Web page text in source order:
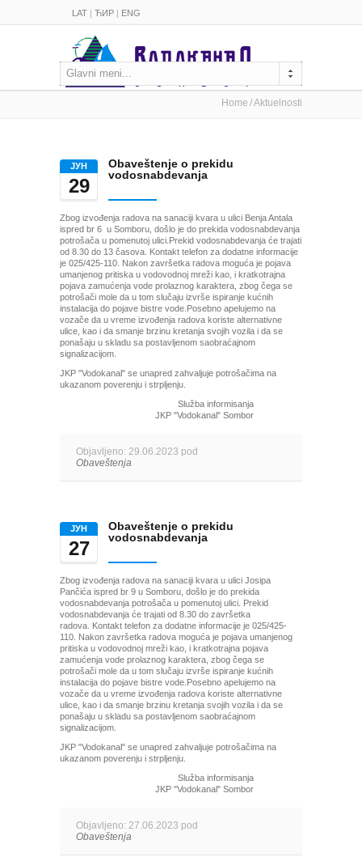
LAT | ЋИР | ENG
Glavni meni...
Home Aktuelnosti
ЈУН
29
Obaveštenje o prekidu
vodosnabdevanja
Zbog izvođenja radova na sanaciji kvara u ulici Benja Antala
ispred br 6 u Somboru, došlo je do prekida vodosnabdevanja
potrošača u pomenutoj ulici.Prekid vodosnabdevanja će trajati
od 8.30 do 13 časova. Kontakt telefon za dodatne informacije
je 025/425-110. Nakon završetka radova moguća je pojava
umanjenog pritiska u vodovodnoj mreži kao, i kratkotrajna
pojava zamućenja vode prolaznog karaktera, zbog čega se
potrošači mole da u tom slučaju izvrše ispiranje kućnih
instalacija do pojave bistre vode.Posebno apelujemo na
vozače da u vreme izvođenja radova koriste alternativne
ulice, kao i da smanje brzinu kretanja svojih vozila i da se
ponašaju u skladu sa postavljenom saobraćajnom
signalizacijom.
JKP "Vodokanal" se unapred zahvaljuje potrošačima na
ukazanom poverenju i strpljenju.
Služba informisanja
JKP "Vodokanal" Sombor
Objavljeno: 29.06.2023 pod
Obaveštenja
ЈУН
27
Obaveštenje o prekidu
vodosnabdevanja
Zbog izvođenja radova na sanaciji kvara u ulici Josipa
Pančića ispred br 9 u Somboru, došlo je do prekida
vodosnabdevanja potrošača u pomenutoj ulici. Prekid
vodosnabdevanja će trajati od 8.30 do završetka
radova. Kontakt telefon za dodatne informacije je 025/425-
110. Nakon završetka radova moguća je pojava umanjenog
pritiska u vodovodnoj mreži kao, i kratkotrajna pojava
zamućenja vode prolaznog karaktera, zbog čega se
potrošači mole da u tom slučaju izvrše ispiranje kućnih
instalacija do pojave bistre vode.Posebno apelujemo na
vozače da u vreme izvođenja radova koriste alternativne
ulice, kao i da smanje brzinu kretanja svojih vozila i da se
ponašaju u skladu sa postavljenom saobraćajnom
signalizacijom.
JKP "Vodokanal" se unapred zahvaljuje potrošačima na
ukazanom poverenju i strpljenju.
Služba informisanja
JKP "Vodokanal" Sombor
Objavljeno: 27.06.2023 pod
Obaveštenja